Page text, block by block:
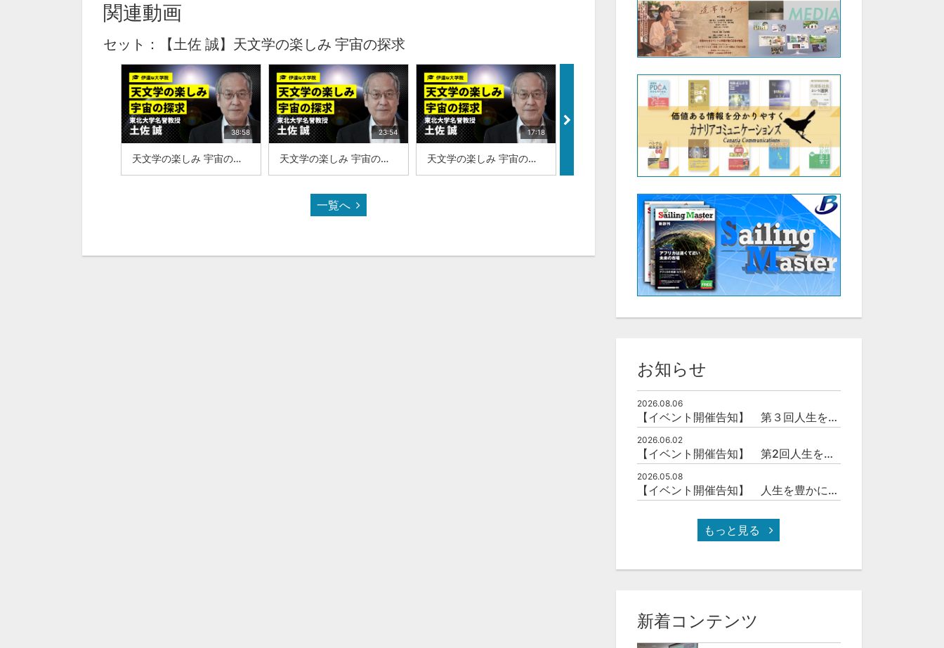
関連動画
セット：【土佐 誠】天文学の楽しみ 宇宙の探求
38:58
天文学の楽しみ 宇宙の探求：東北大学名誉教授：土佐 誠
23:54
天文学の楽しみ 宇宙の探求：東北大学名誉教授：土佐 誠
17:18
天文学の楽しみ 宇宙の探求：東北大学名誉教授：土佐 誠
51:40
天文学の楽しみ・宇宙の探求（４） 恒星の世界（１）恒星の正体①：東北大学名誉教授：土佐 誠
一覧へ
お知らせ
2026.08.06
【イベント開催告知】 第３回人生を豊かにする「本の力」を学ぶ会
2026.06.02
【イベント開催告知】 第2回人生を豊かにする「本の力」を学ぶ会
2026.05.08
【イベント開催告知】 人生を豊かにする「本の力」を学ぶ会
もっと見る
新着コンテンツ